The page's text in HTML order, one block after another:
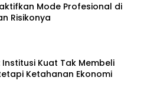
Mode Profesional di
Risikonya
Institusi Kuat Tak Membeli
Ketahanan Ekonomi